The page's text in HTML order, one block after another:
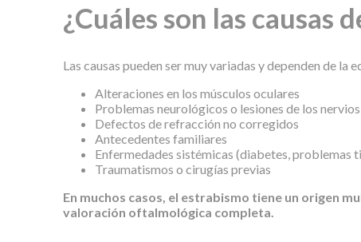
¿Cuáles son las causas
Las causas pueden ser muy variadas y dependen de la
Alteraciones en los músculos oculares
Problemas neurológicos o lesiones de los nervios
Defectos de refracción no corregidos
Antecedentes familiares
Enfermedades sistémicas (diabetes, problemas
Traumatismos o cirugías previas
En muchos casos, el estrabismo tiene un origen
valoración oftalmológica completa.